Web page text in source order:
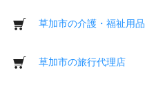
草加市の介護・福祉用品
草加市の旅行代理店